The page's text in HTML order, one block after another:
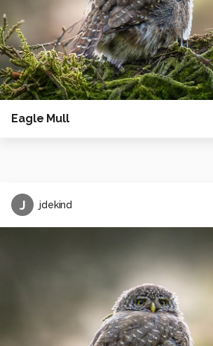
Eagle Mull
J jdekind